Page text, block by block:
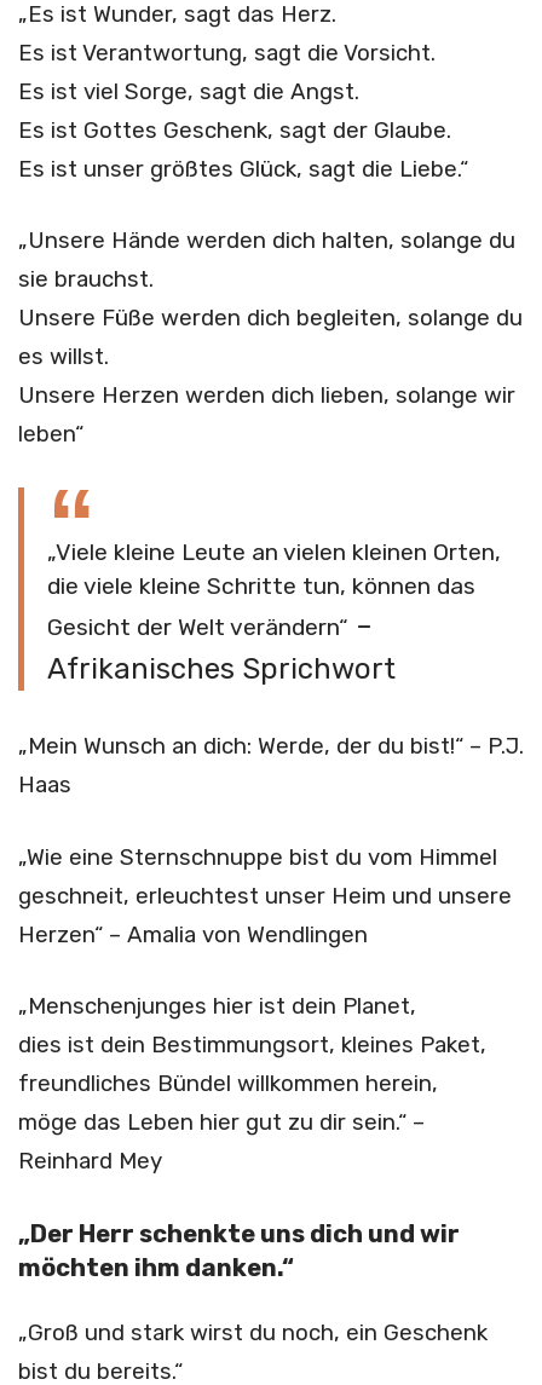
„Es ist Wunder, sagt das Herz.
Es ist Verantwortung, sagt die Vorsicht.
Es ist viel Sorge, sagt die Angst.
Es ist Gottes Geschenk, sagt der Glaube.
Es ist unser größtes Glück, sagt die Liebe.“
„Unsere Hände werden dich halten, solange du
sie brauchst.
Unsere Füße werden dich begleiten, solange du
es willst.
Unsere Herzen werden dich lieben, solange wir
leben“
„Viele kleine Leute an vielen kleinen Orten,
die viele kleine Schritte tun, können das
Gesicht der Welt verändern“ –
Afrikanisches Sprichwort
„Mein Wunsch an dich: Werde, der du bist!“ – P.J.
Haas
„Wie eine Sternschnuppe bist du vom Himmel
geschneit, erleuchtest unser Heim und unsere
Herzen“ – Amalia von Wendlingen
„Menschenjunges hier ist dein Planet,
dies ist dein Bestimmungsort, kleines Paket,
freundliches Bündel willkommen herein,
möge das Leben hier gut zu dir sein.“ –
Reinhard Mey
„Der Herr schenkte uns dich und wir
möchten ihm danken.“
„Groß und stark wirst du noch, ein Geschenk
bist du bereits.“